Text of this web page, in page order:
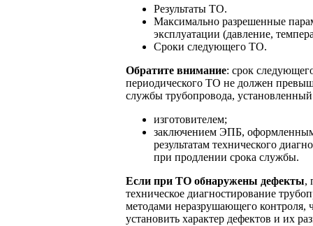
Результаты ТО.
Максимально разрешенные
эксплуатации (давление,
Сроки следующего ТО.
Обратите внимание: срок
периодического ТО не должен
службы трубопровода,
изготовителем;
заключением ЭПБ,
результатам технического
при продлении срока службы.
Если при ТО обнаружены дефекты,
техническое диагностирование
методами неразрушающего контроля,
установить характер дефектов и их